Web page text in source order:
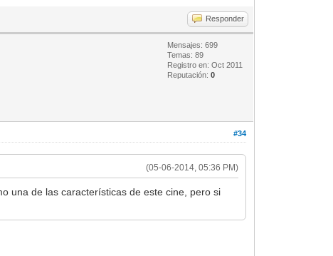
Responder
Mensajes: 699
Temas: 89
Registro en: Oct 2011
Reputación:0
#34
(05-06-2014, 05:36 PM)
una de las características de este cine, pero si